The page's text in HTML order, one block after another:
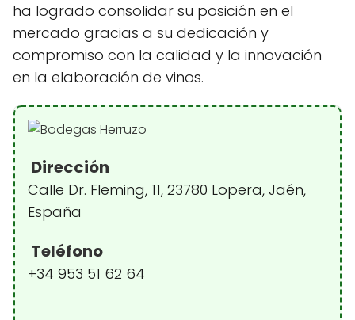
ha logrado consolidar su posición en el
mercado gracias a su dedicación y
compromiso con la calidad y la innovación
en la elaboración de vinos.
Dirección
Calle Dr. Fleming, 11, 23780 Lopera, Jaén,
España
Teléfono
+34 953 51 62 64